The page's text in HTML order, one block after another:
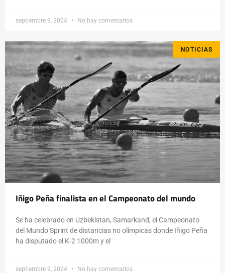
septiembre 9, 2024 No hay comentarios
NOTICIAS
Iñigo Peña finalista en el Campeonato del mundo
Se ha celebrado en Uzbekistan, Samarkand, el Campeonato
del Mundo Sprint de distancias no olímpicas donde Iñigo Peña
ha disputado el K-2 1000m y el
septiembre 9, 2024 No hay comentarios